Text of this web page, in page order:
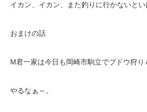
イカン、イカン、また釣りに行かないとい
おまけの話
M君一家は今日も岡崎市駒立でブドウ狩り
やるなぁ～。